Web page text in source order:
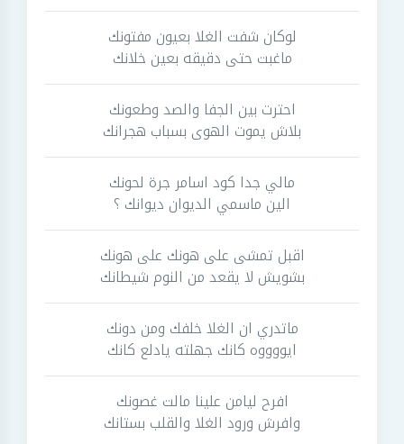
لوكان شفت الغلا بعيون مفتونك
ماغبت حتى دقيقه بعين خلانك
احترت بين الجفا والصد وطعونك
بلاش يموت الهوى بسباب هجرانك
مالي جدا كود اسامر جرة لحونك
الين ماسمي الديوان ديوانك ؟
اقبل تمشى على هونك على هونك
بشويش لا يقعد من النوم شيطانك
ماتدري ان الغلا خلفك ومن دونك
ايووووه كانك جهلته يادلع كانك
افرح ليامن علينا مالت غصونك
وافرش ورود الغلا والقلب بستانك